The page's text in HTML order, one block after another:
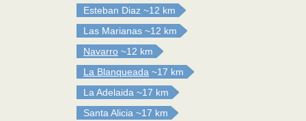
Esteban Diaz ~12 km
Las Marianas ~12 km
Navarro ~12 km
La Blanqueada ~17 km
La Adelaida ~17 km
Santa Alicia ~17 km